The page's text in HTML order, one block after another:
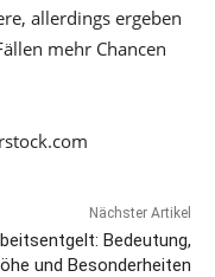
allerdings ergeben
mehr Chancen
Nächster Artikel
Bedeutung,
und Besonderheiten